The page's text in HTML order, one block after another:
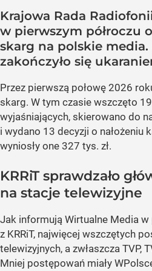
Krajowa Rada
w pierwszym półroczu
skarg na polskie media.
zakończyło się
Przez pierwszą połowę 2026
skarg. W tym czasie wszczęto
wyjaśniających, skierowano do
i wydano 13 decyzji o nałożeniu
wyniosły one 327 tys. zł.
KRRiT sprawdzało
na stacje telewizyjne
Jak informują Wirtualne Media
z KRRiT, najwięcej wszczętych
telewizyjnych, a zwłaszcza TVP,
Mniej postępowań miały